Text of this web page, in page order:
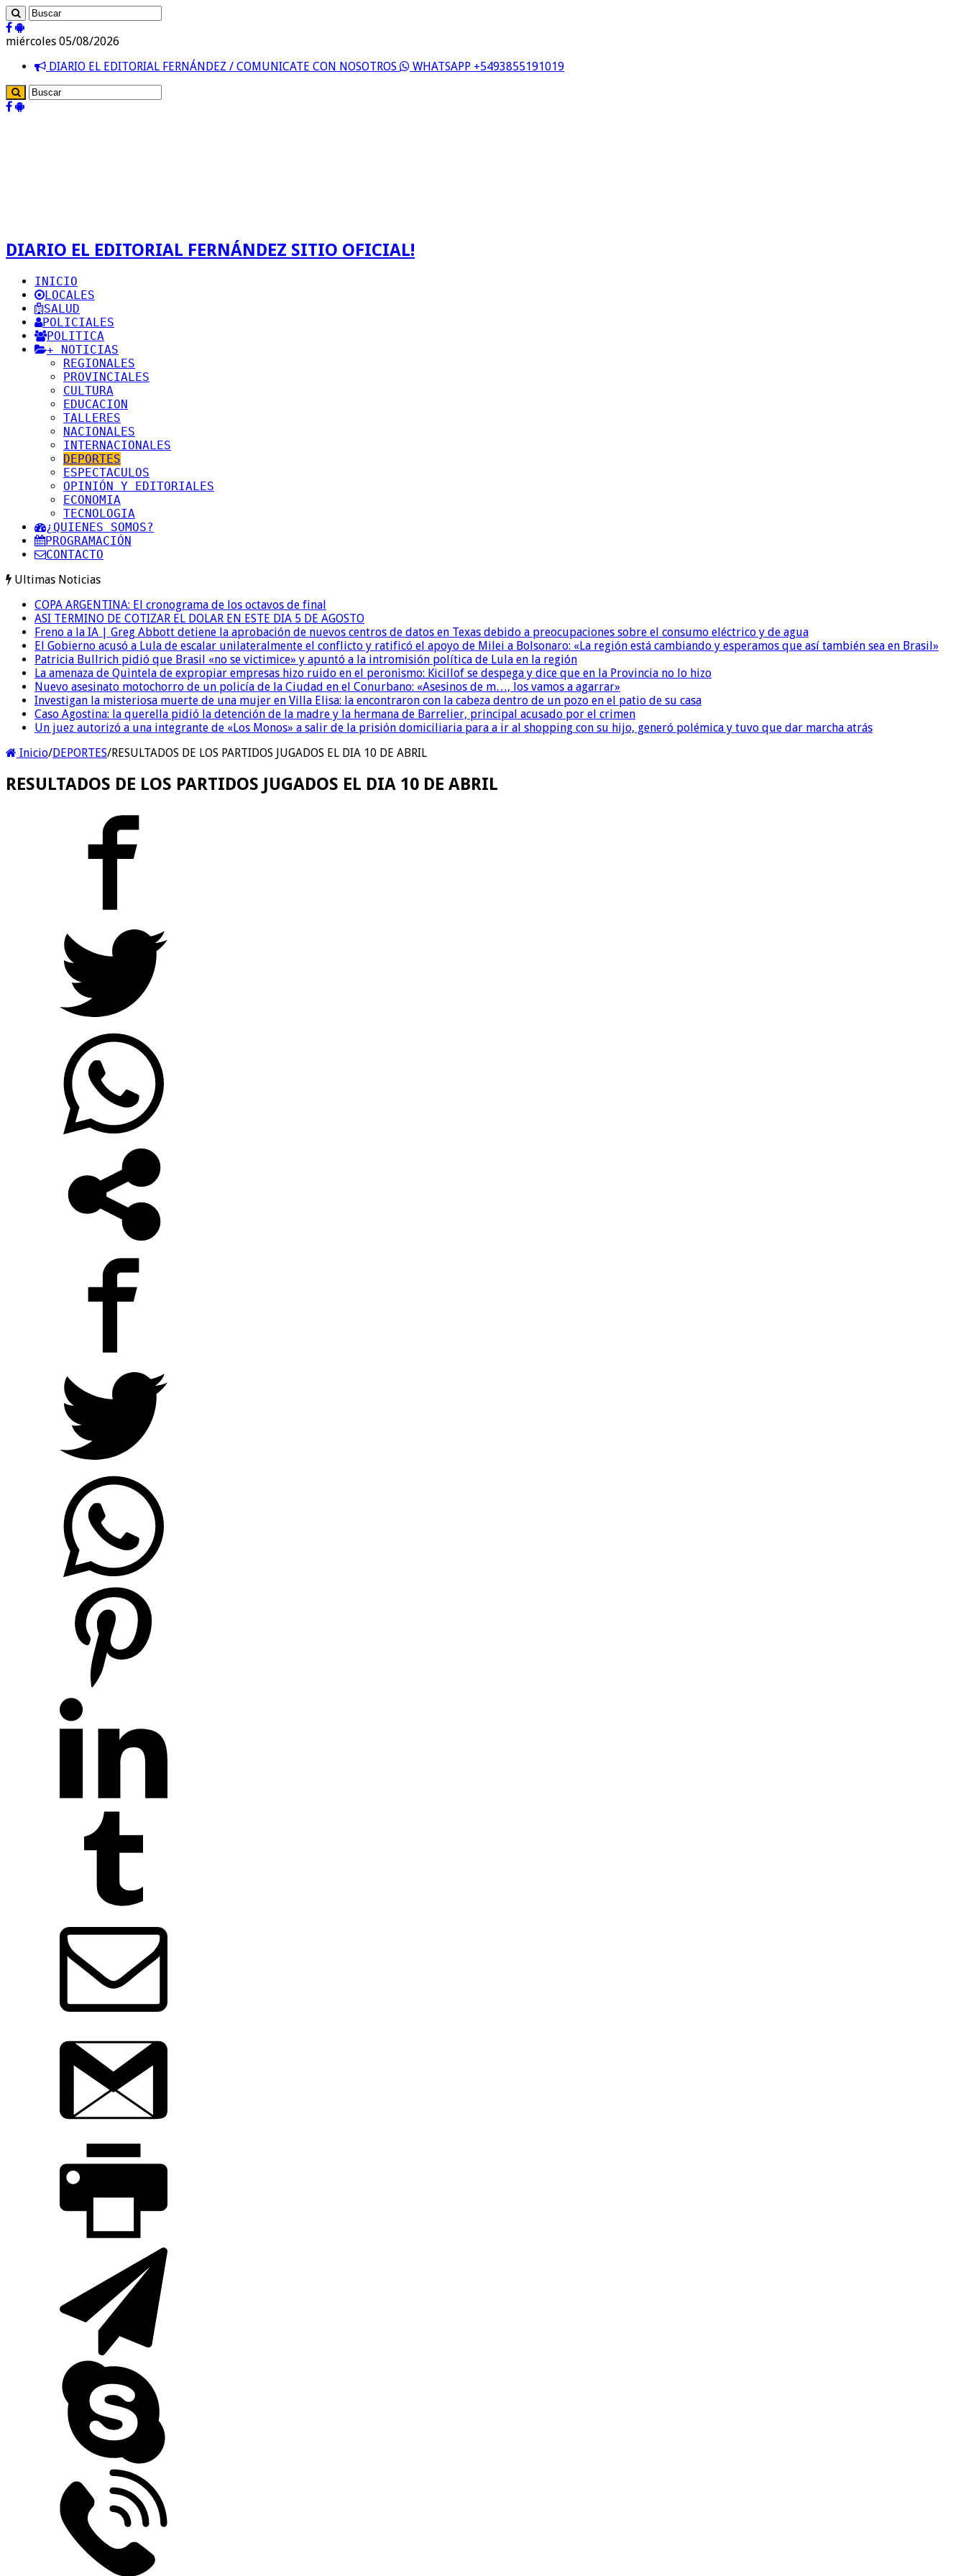
miércoles 05/08/2026
DIARIO EL EDITORIAL FERNÁNDEZ / COMUNICATE CON NOSOTROS
WHATSAPP +5493855191019
DIARIO EL EDITORIAL FERNÁNDEZ SITIO OFICIAL!
INICIO
LOCALES
SALUD
POLICIALES
POLITICA
+ NOTICIAS
REGIONALES
PROVINCIALES
CULTURA
EDUCACION
TALLERES
NACIONALES
INTERNACIONALES
DEPORTES
ESPECTACULOS
OPINIÓN Y EDITORIALES
ECONOMIA
TECNOLOGIA
¿QUIENES SOMOS?
PROGRAMACIÓN
CONTACTO
Ultimas Noticias
COPA ARGENTINA: El cronograma de los octavos de final
ASI TERMINO DE COTIZAR EL DOLAR EN ESTE DIA 5 DE AGOSTO
Freno a la IA | Greg Abbott detiene la aprobación de nuevos centros de datos en Texas debido a preocupaciones sobre el consumo eléctrico y de agua
El Gobierno acusó a Lula de escalar unilateralmente el conflicto y ratificó el apoyo de Milei a Bolsonaro: «La región está cambiando y esperamos que así también sea en Brasil»
Patricia Bullrich pidió que Brasil «no se victimice» y apuntó a la intromisión política de Lula en la región
La amenaza de Quintela de expropiar empresas hizo ruido en el peronismo: Kicillof se despega y dice que en la Provincia no lo hizo
Nuevo asesinato motochorro de un policía de la Ciudad en el Conurbano: «Asesinos de m…, los vamos a agarrar»
Investigan la misteriosa muerte de una mujer en Villa Elisa: la encontraron con la cabeza dentro de un pozo en el patio de su casa
Caso Agostina: la querella pidió la detención de la madre y la hermana de Barrelier, principal acusado por el crimen
Un juez autorizó a una integrante de «Los Monos» a salir de la prisión domiciliaria para a ir al shopping con su hijo, generó polémica y tuvo que dar marcha atrás
Inicio/DEPORTES/RESULTADOS DE LOS PARTIDOS JUGADOS EL DIA 10 DE ABRIL
RESULTADOS DE LOS PARTIDOS JUGADOS EL DIA 10 DE ABRIL